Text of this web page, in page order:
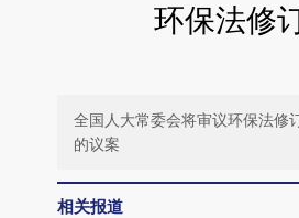
环保法修
全国人大常委会将审议环保法修
的议案
相关报道